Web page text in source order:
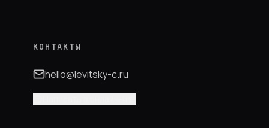
КОНТАКТЫ
hello@levitsky-c.ru